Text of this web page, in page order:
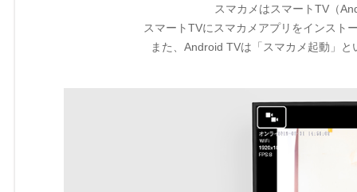
スマカメはスマートTV（
スマートTVにスマカメアプリをインスト
また、Android TVは「スマカメ起動」